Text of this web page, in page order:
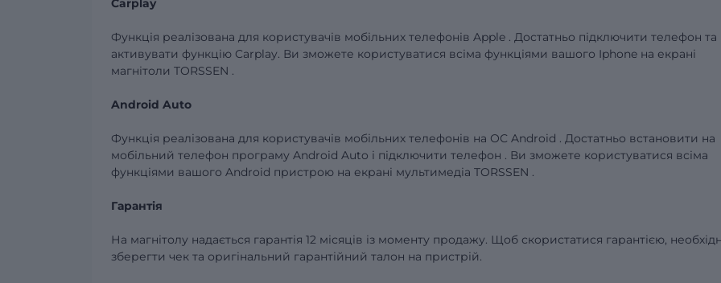
Carplay
Функція реалізована для користувачів мобільних телефонів Apple . Достатньо підключити телефон та
активувати функцію Carplay. Ви зможете користуватися всіма функціями вашого Iphone на екрані
магнітоли TORSSEN .
Android Auto
Функція реалізована для користувачів мобільних телефонів на ОС Android . Достатньо встановити на
мобільний телефон програму Android Auto і підключити телефон . Ви зможете користуватися всіма
функціями вашого Android пристрою на екрані мультимедіа TORSSEN .
Гарантія
На магнітолу надається гарантія 12 місяців із моменту продажу. Щоб скористатися гарантією,
зберегти чек та оригінальний гарантійний талон на пристрій.